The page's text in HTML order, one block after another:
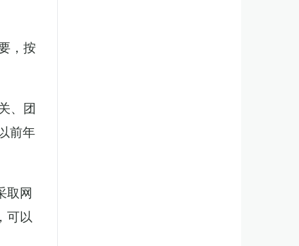
，按
、团
前年
取网
可以